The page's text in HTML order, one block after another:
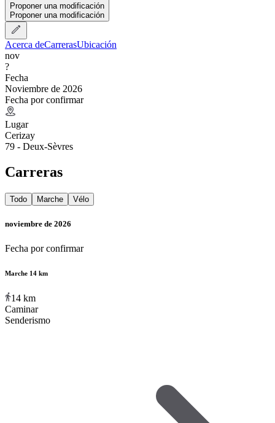
Proponer una modificación
Proponer una modificación
Acerca deCarrerasUbicación
nov
?
Fecha
Noviembre de 2026
Fecha por confirmar
Lugar
Cerizay
79 - Deux-Sèvres
Carreras
Todo Marche Vélo
noviembre de 2026
Fecha por confirmar
Marche 14 km
14 km
Caminar
Senderismo